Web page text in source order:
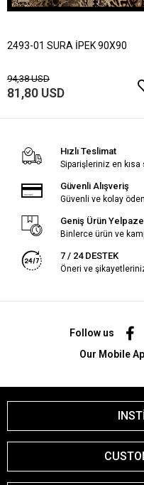
2493-01 SURA İPEK 90X90
94,38 USD
81,80 USD
Hızlı Teslimat
Siparişleriniz en kısa
Güvenli Alışveriş
Güvenli ve kolay
Geniş Ürün
Binlerce ürün ve
7 / 24 DESTEK
Öneri ve
Follow us
Our Mobile